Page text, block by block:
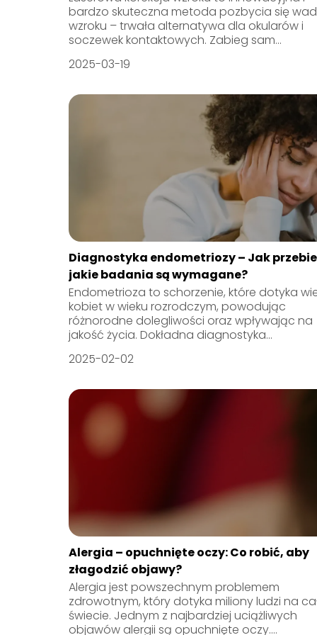
bardzo skuteczna metoda pozbycia się
wzroku – trwała alternatywa dla okularów i
soczewek kontaktowych. Zabieg sam...
2025-03-19
Diagnostyka endometriozy – Jak
jakie badania są wymagane?
Endometrioza to schorzenie, które dotyka
kobiet w wieku rozrodczym, powodując
różnorodne dolegliwości oraz wpływając na
jakość życia. Dokładna diagnostyka...
2025-02-02
Alergia – opuchnięte oczy: Co robić, aby
złagodzić objawy?
Alergia jest powszechnym problemem
zdrowotnym, który dotyka miliony ludzi na
świecie. Jednym z najbardziej uciążliwych
objawów alergii są opuchnięte oczy....